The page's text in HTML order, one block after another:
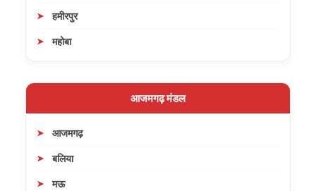
हमीरपुर
महोबा
आजमगढ़ मंडल
आजमगढ़
बलिया
मऊ